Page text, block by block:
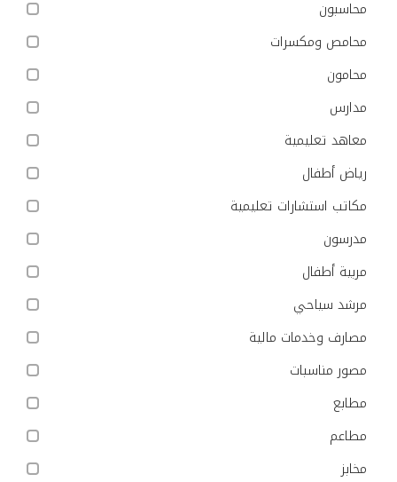
محاسبون
محامص ومكسرات
محامون
مدارس
معاهد تعليمية
رياض أطفال
مكاتب استشارات تعليمية
مدرسون
مربية أطفال
مرشد سياحي
مصارف وخدمات مالية
مصور مناسبات
مطابع
مطاعم
مخابز